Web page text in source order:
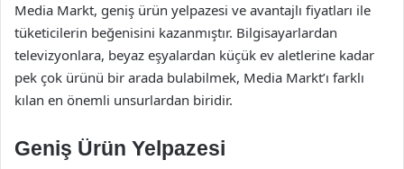
Media Markt, geniş ürün yelpazesi ve avantajlı fiyatları ile
tüketicilerin beğenisini kazanmıştır. Bilgisayarlardan
televizyonlara, beyaz eşyalardan küçük ev aletlerine kadar
pek çok ürünü bir arada bulabilmek, Media Markt’ı farklı
kılan en önemli unsurlardan biridir.
Geniş Ürün Yelpazesi